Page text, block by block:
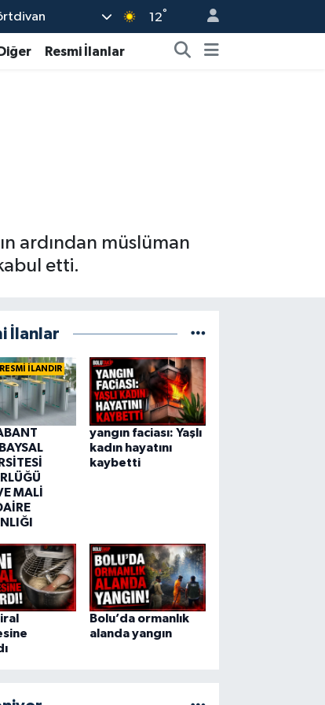
12°
Diğer Resmi İlanlar
ardından müslüman
etti.
İlanlar
RESMİ İLANDIR
MALİ
yangın faciası: Yaşlı
kadın hayatını
kaybetti
Bolu’da ormanlık
alanda yangın